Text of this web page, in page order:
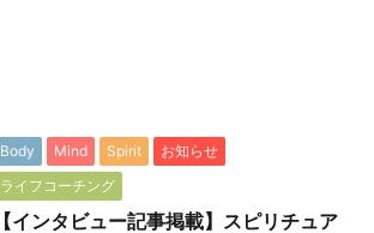
Body Mind Spirit
お知らせ
ライフコーチング
【インタビュー記事掲載】スピリチュア